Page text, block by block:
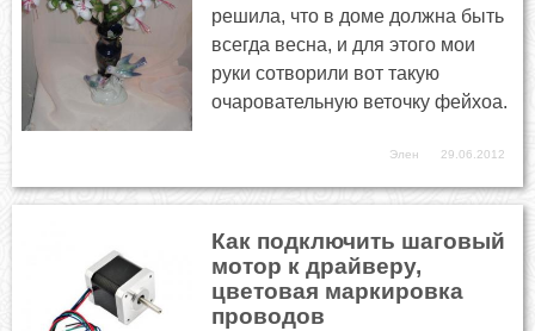
решила, что в доме должна быть
всегда весна, и для этого мои
руки сотворили вот такую
очаровательную веточку фейхоа.
Элен 29.06.2012
Как подключить шаговый
мотор к драйверу,
цветовая маркировка
проводов